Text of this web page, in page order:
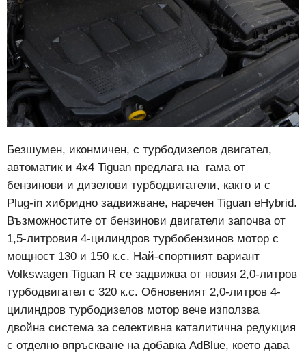
Безшумен, иконмичен, с турбодизелов двигател,
автоматик и 4х4 Tiguan предлага на гама от
бензинови и дизелови турбодвигатели, както и с
Plug-in хибридно задвижване, наречен Tiguan eHybrid.
Възможностите от бензинови двигатели започва от
1,5-литровия 4-цилиндров турбобензинов мотор с
мощност 130 и 150 к.с. Най-спортният вариант
Volkswagen Tiguan R се задвижва от новия 2,0-литров
турбодвигател с 320 к.с. Обновеният 2,0-литров 4-
цилиндров турбодизелов мотор вече използва
двойна система за селективна каталитична редукция
с отделно впръскване на добавка AdBlue, което дава